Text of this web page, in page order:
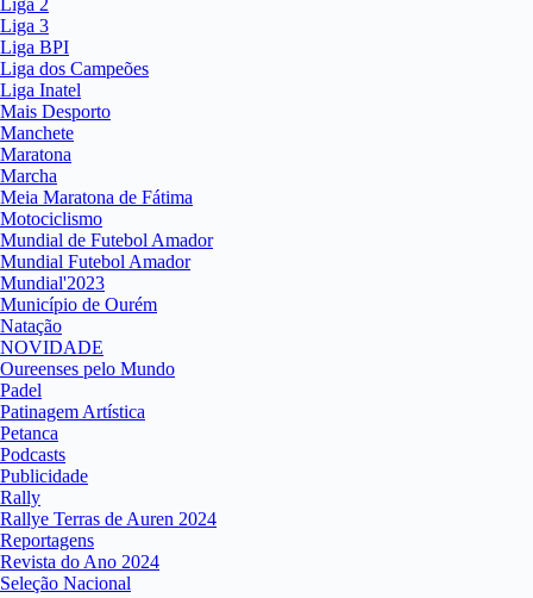
Liga 2
Liga 3
Liga BPI
Liga dos Campeões
Liga Inatel
Mais Desporto
Manchete
Maratona
Marcha
Meia Maratona de Fátima
Motociclismo
Mundial de Futebol Amador
Mundial Futebol Amador
Mundial'2023
Município de Ourém
Natação
NOVIDADE
Oureenses pelo Mundo
Padel
Patinagem Artística
Petanca
Podcasts
Publicidade
Rally
Rallye Terras de Auren 2024
Reportagens
Revista do Ano 2024
Seleção Nacional